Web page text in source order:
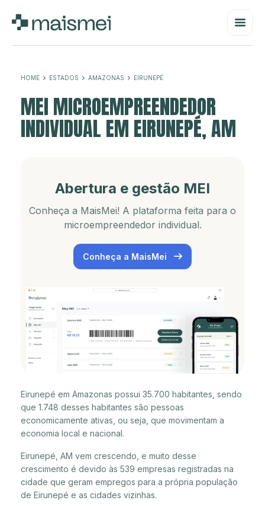
HOME ESTADOS AMAZONAS EIRUNEPÉ
MEI MICROEMPREENDEDOR
INDIVIDUAL EM EIRUNEPÉ, AM
Abertura e gestão MEI
Conheça a MaisMei! A plataforma feita para o
microempreendedor individual.
Conheça a MaisMei
Eirunepé em Amazonas possui 35.700 habitantes, sendo
que 1.748 desses habitantes são pessoas
economicamente ativas, ou seja, que movimentam a
economia local e nacional.
Eirunepé, AM vem crescendo, e muito desse
crescimento é devido às 539 empresas registradas na
cidade que geram empregos para a própria população
de Eirunepé e as cidades vizinhas.